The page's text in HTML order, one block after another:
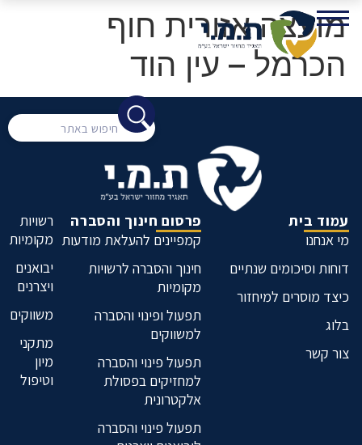
מועצה אזורית חוף
הכרמל – עין הוד
עמוד בית
מי אנחנו
דוחות וסיכומים שנתיים
כיצד מוסרים למיחזור
בלוג
צור קשר
פרסום חינוך והסברה
קמפיינים להעלאת מודעות
חינוך והסברה לרשויות
מקומיות
תפעול ופינוי והסברה
למשווקים
תפעול פינוי והסברה
למחזיקים בפסולת
אלקטרונית
תפעול פינוי והסברה
רשויות
מקומיות
יבואנים
ויצרנים
משווקים
מתקני
מיון
וטיפול